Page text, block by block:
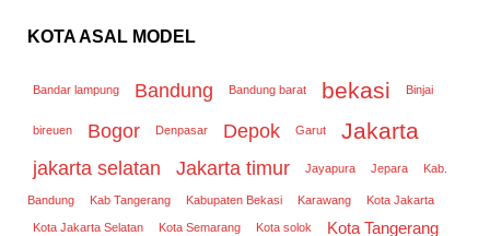
KOTA ASAL MODEL
Bandar lampung Bandung Bandung barat bekasi Binjai
bireuen Bogor Denpasar Depok Garut Jakarta
jakarta selatan Jakarta timur Jayapura Jepara Kab.
Bandung Kab Tangerang Kabupaten Bekasi Karawang Kota Jakarta
Kota Jakarta Selatan Kota Semarang Kota solok Kota Tangerang